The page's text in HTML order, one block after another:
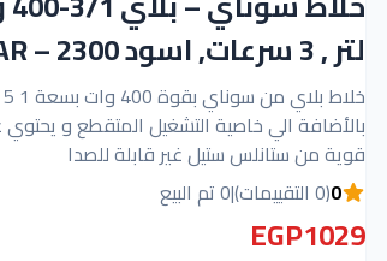
لتر , 3 سرعات, اسود MAR – 2300
بالأضافة الي خاصية التشغيل المتقطع و
قوية من ستانلس ستيل غير قابلة للصدا
0(0 التقييمات) |0 تم البيع
EGP1029